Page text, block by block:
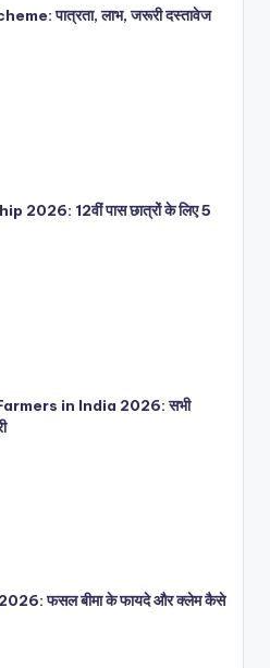
पात्रता, लाभ, जरूरी दस्तावेज
12वीं पास छात्रों के लिए 5
in India 2026: सभी
फसल बीमा के फायदे और क्लेम कैसे